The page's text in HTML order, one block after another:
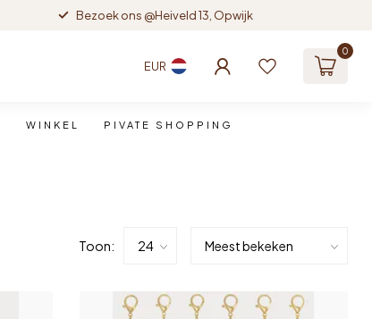
Bezoek ons @Heiveld 13, Opwijk
EUR
0
WINKEL PIVATE SHOPPING
Toon: